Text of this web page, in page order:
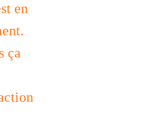
en
ça